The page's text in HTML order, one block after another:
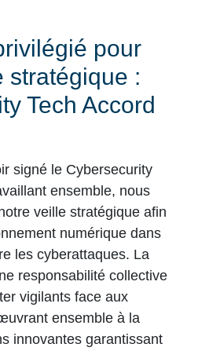
pour
stratégique :
Tech Accord
signé le Cybersecurity
ensemble, nous
veille stratégique afin
numérique dans
les cyberattaques. La
responsabilité collective
vigilants face aux
ensemble à la
innovantes garantissant